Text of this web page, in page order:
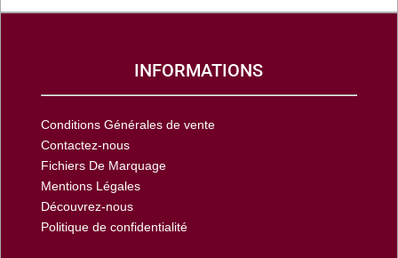
INFORMATIONS
Conditions Générales de vente
Contactez-nous
Fichiers De Marquage
Mentions Légales
Découvrez-nous
Politique de confidentialité